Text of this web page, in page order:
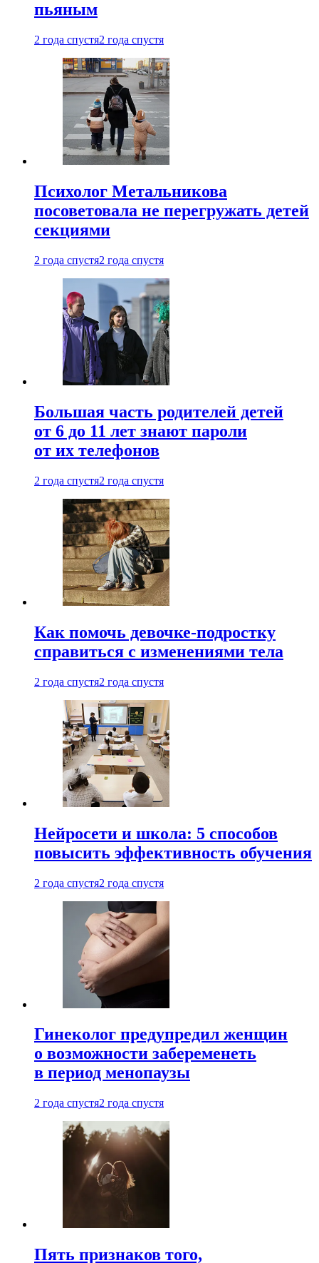
пьяным
2 года спустя2 года спустя
Психолог Метальникова
посоветовала не перегружать детей
секциями
2 года спустя2 года спустя
Большая часть родителей детей
от 6 до 11 лет знают пароли
от их телефонов
2 года спустя2 года спустя
Как помочь девочке-подростку
справиться с изменениями тела
2 года спустя2 года спустя
Нейросети и школа: 5 способов
повысить эффективность обучения
2 года спустя2 года спустя
Гинеколог предупредил женщин
о возможности забеременеть
в период менопаузы
2 года спустя2 года спустя
Пять признаков того,